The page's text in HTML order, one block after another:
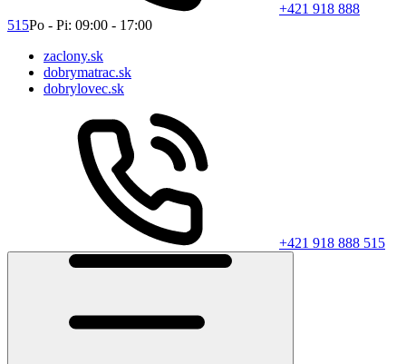
+421 918 888
515Po - Pi: 09:00 - 17:00
zaclony.sk
dobrymatrac.sk
dobrylovec.sk
+421 918 888 515